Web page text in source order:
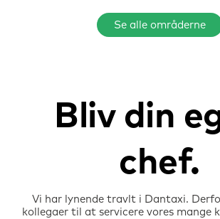
Se alle områderne
Bliv din
chef
Vi har lynende travlt i Dantaxi.
kollegaer til at servicere vores mange